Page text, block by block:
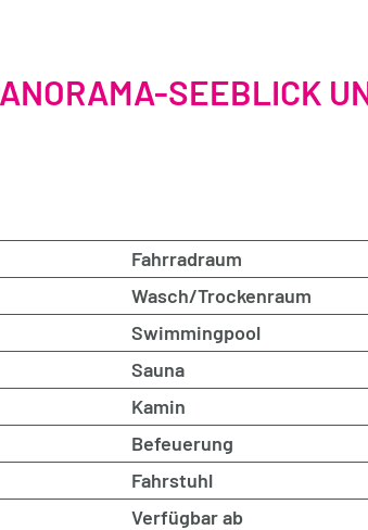
SEEBLICK
Fahrradraum
Wasch/Trockenraum
Swimmingpool
Sauna
Kamin
Befeuerung
Fahrstuhl
Verfügbar ab